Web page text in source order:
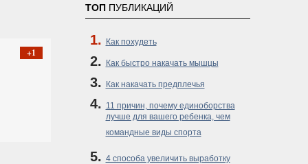
+1
ТОППУБЛИКАЦИЙ
Как похудеть
Как быстро накачать мышцы
Как накачать предплечья
11 причин, почему единоборства
лучше для вашего ребенка, чем
командные виды спорта
4 способа увеличить выработку